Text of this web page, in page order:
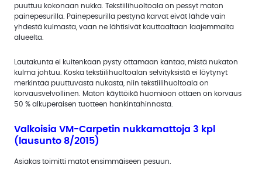
puuttuu kokonaan nukka. Tekstiilihuoltoala on pessyt maton
painepesurilla. Painepesurilla pestynä karvat eivät lähde vain
yhdestä kulmasta, vaan ne lähtisivät kauttaaltaan laajemmalta
alueelta.
Lautakunta ei kuitenkaan pysty ottamaan kantaa, mistä nukaton
kulma johtuu. Koska tekstiilihuoltoalan selvityksistä ei löytynyt
merkintää puuttuvasta nukasta, niin tekstiilihuoltoala on
korvausvelvollinen. Maton käyttöikä huomioon ottaen on korvaus
50 % alkuperäisen tuotteen hankintahinnasta.
Valkoisia VM-Carpetin nukkamattoja 3 kpl
(lausunto 8/2015)
Asiakas toimitti matot ensimmäiseen pesuun.